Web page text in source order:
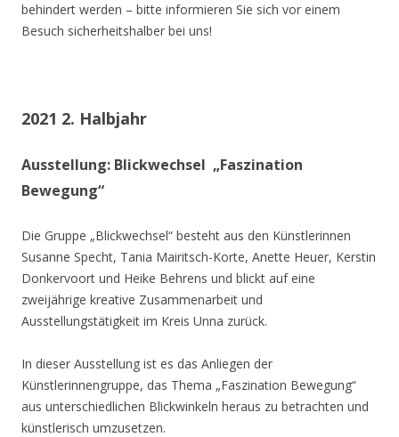
behindert werden – bitte informieren Sie sich vor einem
Besuch sicherheitshalber bei uns!
2021 2. Halbjahr
Ausstellung: Blickwechsel „Faszination
Bewegung“
Die Gruppe „Blickwechsel“ besteht aus den Künstlerinnen
Susanne Specht, Tania Mairitsch-Korte, Anette Heuer, Kerstin
Donkervoort und Heike Behrens und blickt auf eine
zweijährige kreative Zusammenarbeit und
Ausstellungstätigkeit im Kreis Unna zurück.
In dieser Ausstellung ist es das Anliegen der
Künstlerinnengruppe, das Thema „Faszination Bewegung“
aus unterschiedlichen Blickwinkeln heraus zu betrachten und
künstlerisch umzusetzen.